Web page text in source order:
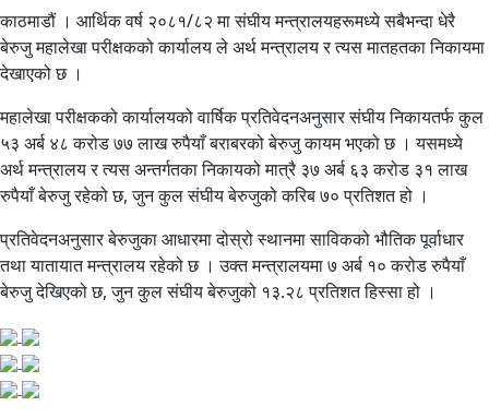
काठमाडौं । आर्थिक वर्ष २०८१/८२ मा संघीय मन्त्रालयहरूमध्ये सबैभन्दा धेरै
बेरुजु महालेखा परीक्षकको कार्यालय ले अर्थ मन्त्रालय र त्यस मातहतका निकायमा
देखाएको छ ।
महालेखा परीक्षकको कार्यालयको वार्षिक प्रतिवेदनअनुसार संघीय निकायतर्फ कुल
५३ अर्ब ४८ करोड ७७ लाख रुपैयाँ बराबरको बेरुजु कायम भएको छ । यसमध्ये
अर्थ मन्त्रालय र त्यस अन्तर्गतका निकायको मात्रै ३७ अर्ब ६३ करोड ३१ लाख
रुपैयाँ बेरुजु रहेको छ, जुन कुल संघीय बेरुजुको करिब ७० प्रतिशत हो ।
प्रतिवेदनअनुसार बेरुजुका आधारमा दोस्रो स्थानमा साविकको भौतिक पूर्वाधार
तथा यातायात मन्त्रालय रहेको छ । उक्त मन्त्रालयमा ७ अर्ब १० करोड रुपैयाँ
बेरुजु देखिएको छ, जुन कुल संघीय बेरुजुको १३.२८ प्रतिशत हिस्सा हो ।